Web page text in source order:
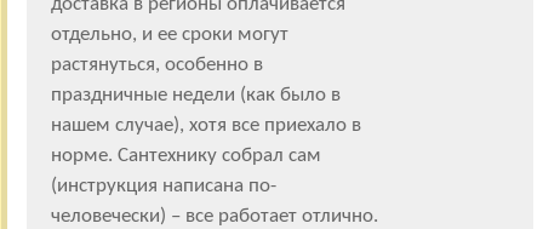
отдельно, и ее сроки могут
растянуться, особенно в
праздничные недели (как было в
нашем случае), хотя все приехало в
норме. Сантехнику собрал сам
(инструкция написана по-
человечески) – все работает отлично.